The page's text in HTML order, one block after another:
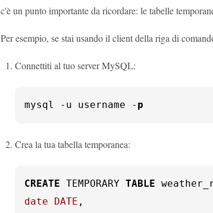
c'è un punto importante da ricordare: le tabelle
Per esempio, se stai usando il client della riga di
Connettiti al tuo server MySQL:
mysql -u username - p
Crea la tua tabella temporanea:
CREATE TEMPORARY TABLE
date
DATE ,